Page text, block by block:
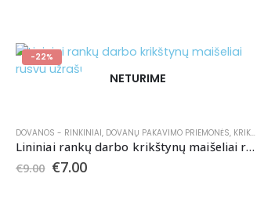
-22%
NETURIME
DOVANOS - RINKINIAI, DOVANŲ PAKAVIMO PRIEMONĖS, KRIKŠTYNOMS
Lininiai rankų darbo krikštynų maišeliai rusvu užrašu
€9.00 €7.00